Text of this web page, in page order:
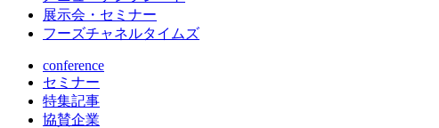
展示会・セミナー
フーズチャネルタイムズ
conference
セミナー
特集記事
協賛企業